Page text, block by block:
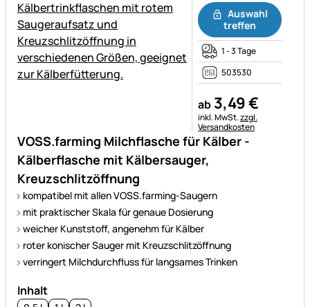
VOSS.farming Milchflasche für Kälber -
Kälberflasche mit Kälbersauger,
Kreuzschlitzöffnung
kompatibel mit allen VOSS.farming-Saugern
mit praktischer Skala für genaue Dosierung
weicher Kunststoff, angenehm für Kälber
roter konischer Sauger mit Kreuzschlitzöffnung
verringert Milchdurchfluss für langsames Trinken
Inhalt
Auswahl
treffen
1 - 3 Tage
503530
ab 3,49€
Steuerhinweis:
inkl. MwSt.zzgl.
Versandkosten